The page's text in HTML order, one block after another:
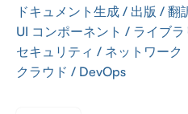
ドキュメント生成 / 出版 / 翻
UI コンポーネント / ライブラ
セキュリティ / ネットワーク
クラウド / DevOps